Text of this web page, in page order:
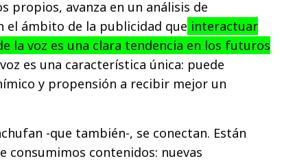
propios, avanza en un análisis de
el ámbito de la publicidad que interactuar
la voz es una clara tendencia en los futuros
es una característica única: puede
y propensión a recibir mejor un
-que también-, se conectan. Están
consumimos contenidos: nuevas